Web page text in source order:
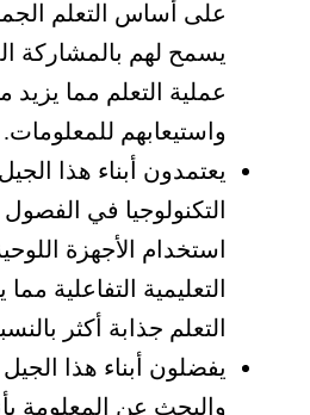
على أساس التعلم
يسمح لهم بالمشاركة
عملية التعلم مما
واستيعابهم للمعلومات.
يعتمدون أبناء هذا
التكنولوجيا في
استخدام الأجهزة
التعليمية التفاعلية
التعلم جذابة أكثر
يفضلون أبناء هذا الجيل
والبحث عن المعلومة